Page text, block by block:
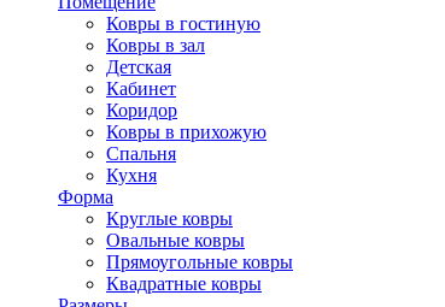
Ковры в гостиную
Ковры в зал
Детская
Кабинет
Коридор
Ковры в прихожую
Спальня
Кухня
Форма
Круглые ковры
Овальные ковры
Прямоугольные ковры
Квадратные ковры